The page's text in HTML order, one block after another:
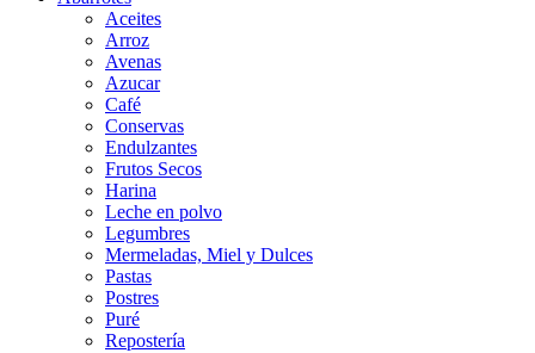
Aceites
Arroz
Avenas
Azucar
Café
Conservas
Endulzantes
Frutos Secos
Harina
Leche en polvo
Legumbres
Mermeladas, Miel y Dulces
Pastas
Postres
Puré
Repostería